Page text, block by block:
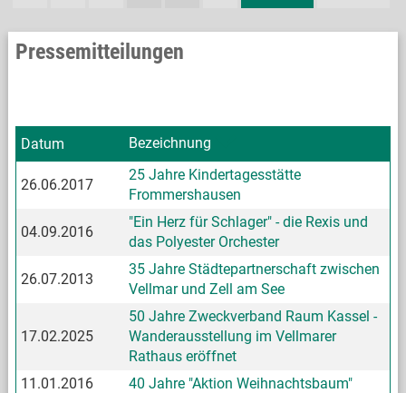
Pressemitteilungen
Datum Bezeichnung
26.06.2017
25 Jahre Kindertagesstätte
Frommershausen
04.09.2016
"Ein Herz für Schlager" - die Rexis und
das Polyester Orchester
26.07.2013
35 Jahre Städtepartnerschaft zwischen
Vellmar und Zell am See
17.02.2025
50 Jahre Zweckverband Raum Kassel -
Wanderausstellung im Vellmarer
Rathaus eröffnet
11.01.2016
40 Jahre "Aktion Weihnachtsbaum"